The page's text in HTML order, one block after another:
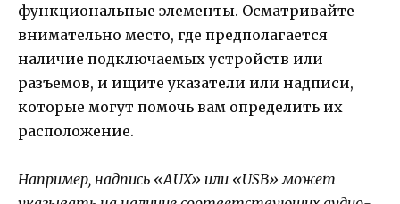
функциональные элементы. Осматривайте
внимательно место, где предполагается
наличие подключаемых устройств или
разъемов, и ищите указатели или надписи,
которые могут помочь вам определить их
расположение.
Например, надпись «AUX» или «USB» может